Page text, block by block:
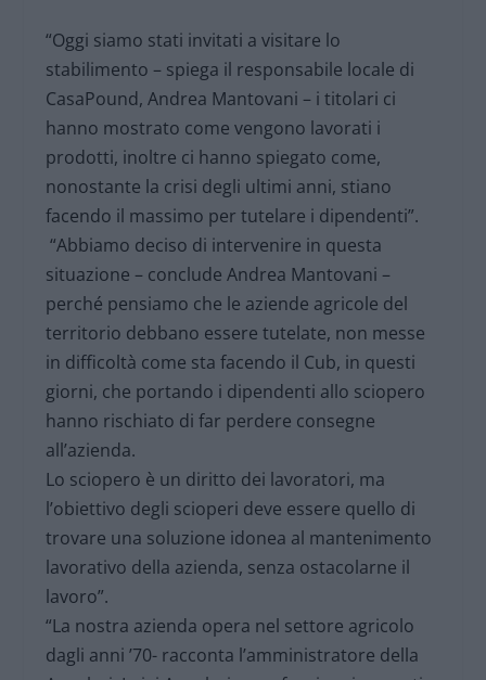
“Oggi siamo stati invitati a visitare lo
stabilimento – spiega il responsabile locale di
CasaPound, Andrea Mantovani – i titolari ci
hanno mostrato come vengono lavorati i
prodotti, inoltre ci hanno spiegato come,
nonostante la crisi degli ultimi anni, stiano
facendo il massimo per tutelare i dipendenti”.
“Abbiamo deciso di intervenire in questa
situazione – conclude Andrea Mantovani –
perché pensiamo che le aziende agricole del
territorio debbano essere tutelate, non messe
in difficoltà come sta facendo il Cub, in questi
giorni, che portando i dipendenti allo sciopero
hanno rischiato di far perdere consegne
all’azienda.
Lo sciopero è un diritto dei lavoratori, ma
l’obiettivo degli scioperi deve essere quello di
trovare una soluzione idonea al mantenimento
lavorativo della azienda, senza ostacolarne il
lavoro”.
“La nostra azienda opera nel settore agricolo
dagli anni ’70- racconta l’amministratore della